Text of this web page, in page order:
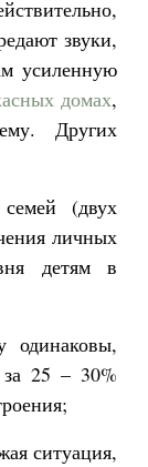
звуки,
усиленную
домах,
Других
(двух
личных
детям в
за 25 – 30%
ситуация,